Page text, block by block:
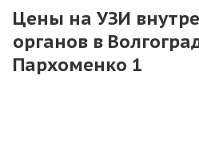
Цены на УЗИ
органов в
Пархоменко 1